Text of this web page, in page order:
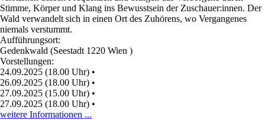
Stimme, Körper und Klang ins Bewusstsein der Zuschauer:innen. Der
Wald verwandelt sich in einen Ort des Zuhörens, wo Vergangenes
niemals verstummt.
Aufführungsort:
Gedenkwald (Seestadt 1220 Wien )
Vorstellungen:
24.09.2025 (18.00 Uhr) •
26.09.2025 (18.00 Uhr) •
27.09.2025 (15.00 Uhr) •
27.09.2025 (18.00 Uhr) •
weitere Informationen ...